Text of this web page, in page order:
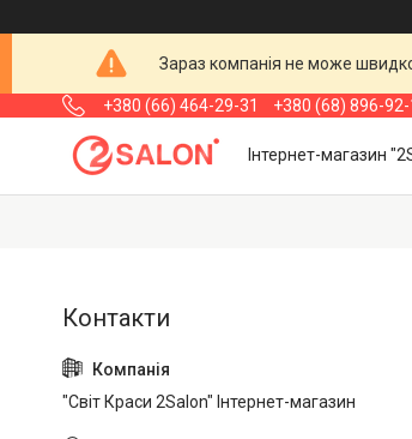
Зараз компанія не може
+380 (66) 464-29-31 +380 (68) 896-
Інтернет-магазин
"Світ Краси 2Salon" Інтернет-магазин